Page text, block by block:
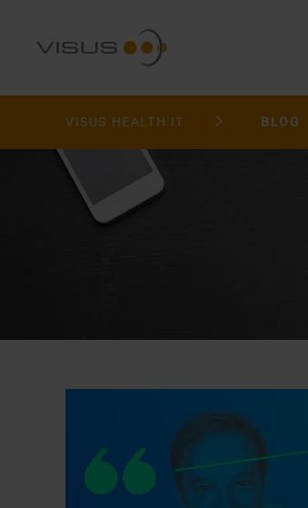
VISUS HEALTH IT BLOG